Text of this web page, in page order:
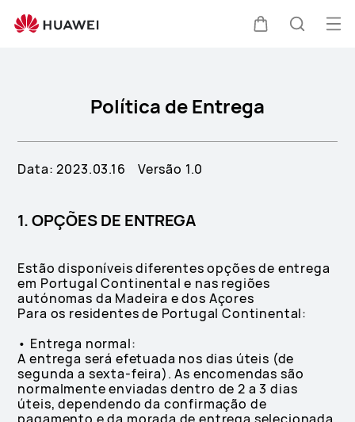
de
Política de Entrega
Data: 2023.03.16 Versão 1.0
1. OPÇÕES DE ENTREGA
Estão disponíveis diferentes opções de entrega
em Portugal Continental e nas regiões
autónomas da Madeira e dos Açores
Para os residentes de Portugal Continental:
• Entrega normal:
A entrega será efetuada nos dias úteis (de
segunda a sexta-feira). As encomendas são
normalmente enviadas dentro de 2 a 3 dias
úteis, dependendo da confirmação de